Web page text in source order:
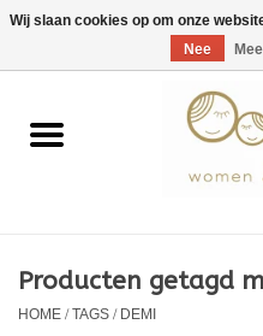
EUR/GBP/USD
Home
Kids
Producten getagd
HOME/TAGS/DEMI
Wij slaan cookies op om onze
Nee